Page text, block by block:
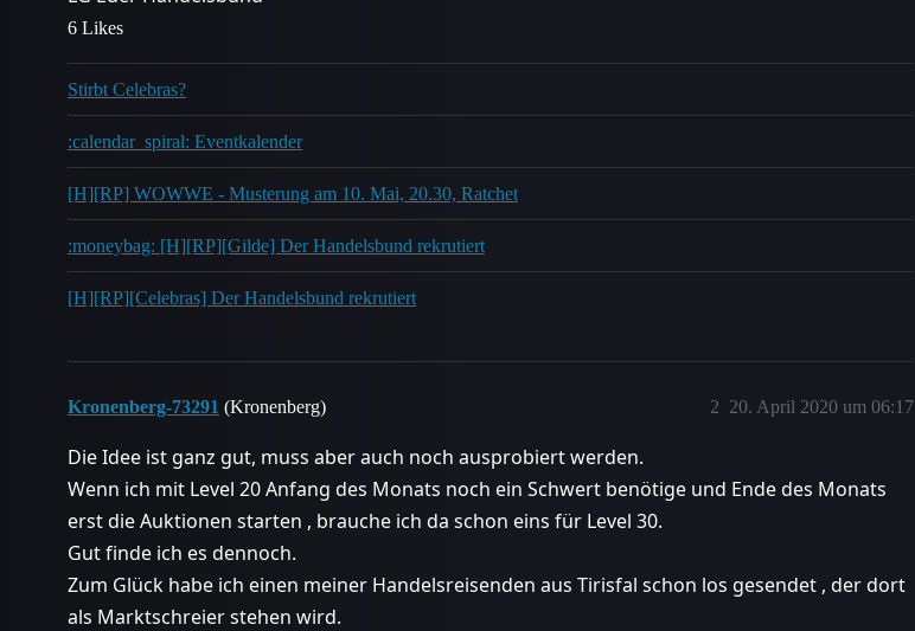
6 Likes
Stirbt Celebras?
:calendar_spiral: Eventkalender
[H][RP] WOWWE - Musterung am 10. Mai, 20.30, Ratchet
:moneybag: [H][RP][Gilde] Der Handelsbund rekrutiert
[H][RP][Celebras] Der Handelsbund rekrutiert
Kronenberg-73291 (Kronenberg) 20. April 2020 um 06:17
2
Die Idee ist ganz gut, muss aber auch noch ausprobiert werden.
Wenn ich mit Level 20 Anfang des Monats noch ein Schwert benötige und Ende des Monats
erst die Auktionen starten , brauche ich da schon eins für Level 30.
Gut finde ich es dennoch.
Zum Glück habe ich einen meiner Handelsreisenden aus Tirisfal schon los gesendet , der dort
als Marktschreier stehen wird.